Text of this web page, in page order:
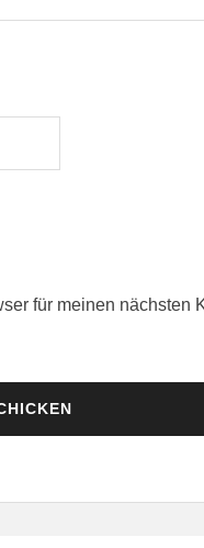
für meinen nächsten